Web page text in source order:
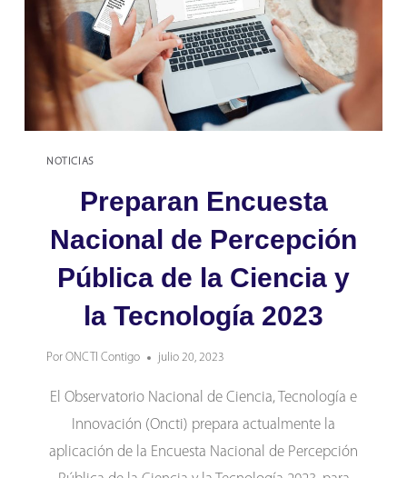
PERCEPCIÓN
PÚBLICA
DE
CIENCIA
Y
NOTICIAS
Preparan Encuesta
Nacional de Percepción
Pública de la Ciencia y
la Tecnología 2023
Por ONCTI Contigo julio 20, 2023
El Observatorio Nacional de Ciencia, Tecnología e
Innovación (Oncti) prepara actualmente la
aplicación de la Encuesta Nacional de Percepción